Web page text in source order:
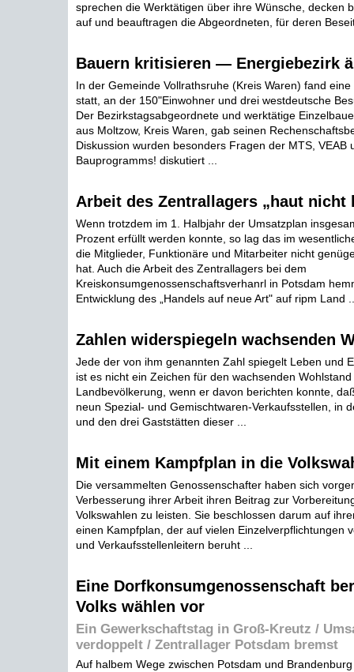
sprechen die Werktätigen über ihre Wünsche, decken
auf und beauftragen die Abgeordneten, für deren
Bauern kritisieren — Energiebezirk
In der Gemeinde Vollrathsruhe (Kreis Waren) fand
statt, an der 150"Einwohner und drei westdeutsche
Der Bezirkstagsabgeordnete und werktätige
aus Moltzow, Kreis Waren, gab seinen
Diskussion wurden besonders Fragen der MTS, VEAB
Bauprogramms! diskutiert ...
Arbeit des Zentrallagers „haut nicht
Wenn trotzdem im 1. Halbjahr der Umsatzplan
Prozent erfüllt werden konnte, so lag das im
die Mitglieder, Funktionäre und Mitarbeiter nicht
hat. Auch die Arbeit des Zentrallagers bei dem
Kreiskonsumgenossenschaftsverhanrl in Potsdam
Entwicklung des „Handels auf neue Art" auf ripm Land
Zahlen widerspiegeln wachsenden
Jede der von ihm genannten Zahl spiegelt Leben und
ist es nicht ein Zeichen für den wachsenden
Landbevölkerung, wenn er davon berichten konnte,
neun Spezial- und Gemischtwaren-Verkaufsstellen, in
und den drei Gaststätten dieser ...
Mit einem Kampfplan in die
Die versammelten Genossenschafter haben sich
Verbesserung ihrer Arbeit ihren Beitrag zur
Volkswahlen zu leisten. Sie beschlossen darum auf
einen Kampfplan, der auf vielen Einzelverpflichtungen
und Verkaufsstellenleitern beruht ...
Eine Dorfkonsumgenossenschaft
Volks wählen vor
Ein Gewerkschaftstag in Groß-Kreutz /
verdoppelt / Zentrallager Potsdam bremst
Auf halbem Wege zwischen Potsdam und